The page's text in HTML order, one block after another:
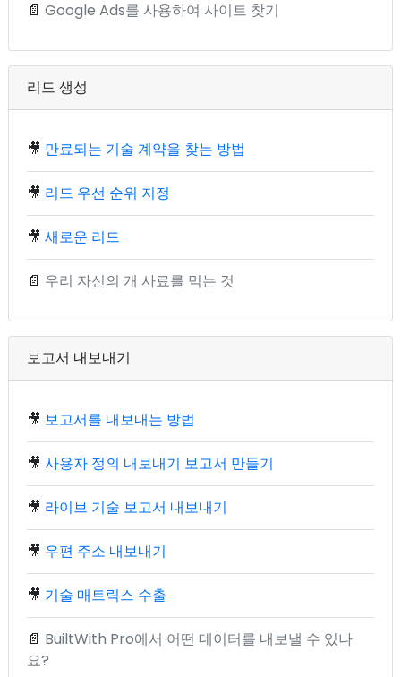
📄 Google Ads를 사용하여 사이트 찾기
리드 생성
🎥 만료되는 기술 계약을 찾는 방법
🎥 리드 우선 순위 지정
🎥 새로운 리드
📄 우리 자신의 개 사료를 먹는 것
보고서 내보내기
🎥 보고서를 내보내는 방법
🎥 사용자 정의 내보내기 보고서 만들기
🎥 라이브 기술 보고서 내보내기
🎥 우편 주소 내보내기
🎥 기술 매트릭스 수출
📄 BuiltWith Pro에서 어떤 데이터를 내보낼 수 있나
요?